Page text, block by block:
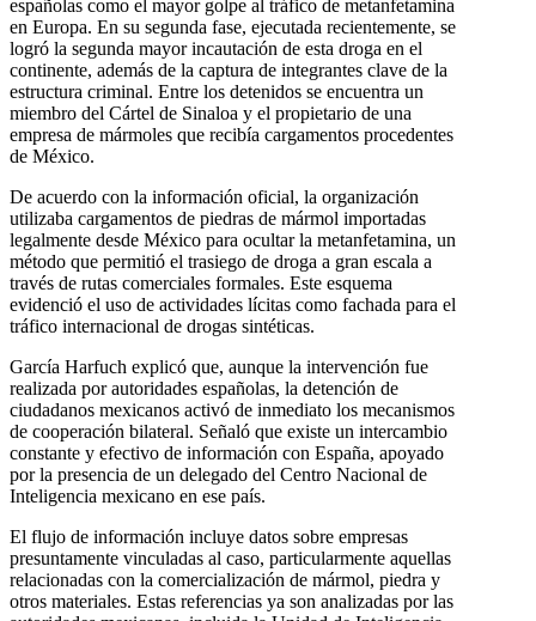
españolas como el mayor golpe al tráfico de metanfetamina
en Europa. En su segunda fase, ejecutada recientemente, se
logró la segunda mayor incautación de esta droga en el
continente, además de la captura de integrantes clave de la
estructura criminal. Entre los detenidos se encuentra un
miembro del Cártel de Sinaloa y el propietario de una
empresa de mármoles que recibía cargamentos procedentes
de México.
De acuerdo con la información oficial, la organización
utilizaba cargamentos de piedras de mármol importadas
legalmente desde México para ocultar la metanfetamina, un
método que permitió el trasiego de droga a gran escala a
través de rutas comerciales formales. Este esquema
evidenció el uso de actividades lícitas como fachada para el
tráfico internacional de drogas sintéticas.
García Harfuch explicó que, aunque la intervención fue
realizada por autoridades españolas, la detención de
ciudadanos mexicanos activó de inmediato los mecanismos
de cooperación bilateral. Señaló que existe un intercambio
constante y efectivo de información con España, apoyado
por la presencia de un delegado del Centro Nacional de
Inteligencia mexicano en ese país.
El flujo de información incluye datos sobre empresas
presuntamente vinculadas al caso, particularmente aquellas
relacionadas con la comercialización de mármol, piedra y
otros materiales. Estas referencias ya son analizadas por las